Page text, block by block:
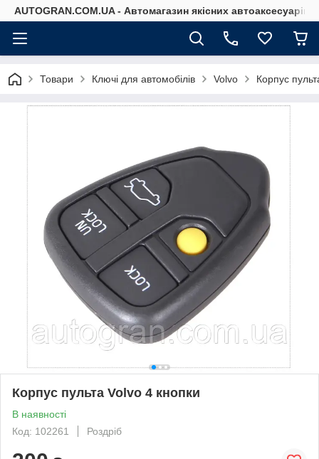
AUTOGRAN.COM.UA - Автомагазин якісних автоаксесуарів
Товари Ключі для автомобілів Volvo Корпус
Корпус пульта Volvo 4 кнопки
В наявності
Код: 102261
Роздріб